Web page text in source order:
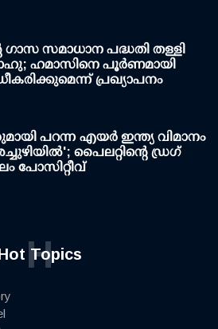
ഗാസ സമാധാന പദ്ധതി തള്ളി
ഹമാസിനെ പൂര്‍ണമായി
പ്രഖ്യാപനം
പറന്ന എയര്‍ ഇന്ത്യ വിമാനം
പൈലറ്റിന്റെ ഡ്രഗ്
പോസിറ്റീവ്
Topics
H